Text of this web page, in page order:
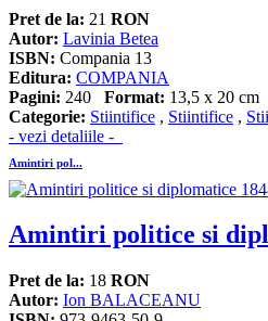
Pret de la: 21 RON
Autor: Lavinia Betea
ISBN: Compania 13
Editura: COMPANIA
Pagini: 240 Format: 13,5 x 20 cm
Categorie: Stiintifice , Stiintifice ,
- vezi detaliile -
Amintiri pol...
Amintiri politice si
Pret de la: 18 RON
Autor: Ion BALACEANU